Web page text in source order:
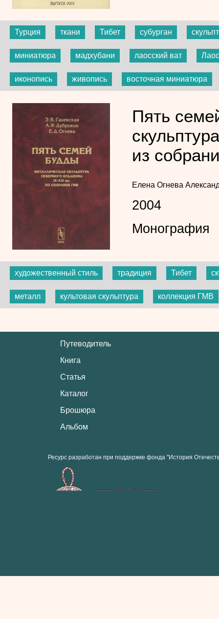
Турция ткани Тибет субурган
миниатюра мадхубани лаосский ват Лаос
иконопись живопись восточная миниатюра
Пять
из
Елена Огнева
2004
Монография
художественный стиль традиция Тибет
металл культовая скульптура коллекция ГМВ
Путеводитель
Книга
Статья
Каталог
Брошюра
Альбом
Ресурс разработан при поддержке фонда "История